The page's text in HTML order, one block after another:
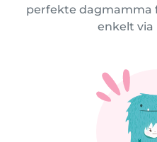
perfekte dagmamma
enkelt via